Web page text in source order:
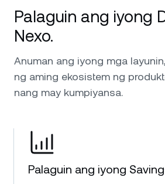
Palaguin ang iyong
Nexo.
Anuman ang iyong mga
ng aming ekosistem ng
nang may kumpiyansa.
Palaguin ang iyong